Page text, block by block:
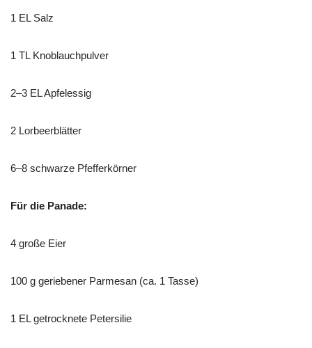
1 EL Salz
1 TL Knoblauchpulver
2–3 EL Apfelessig
2 Lorbeerblätter
6–8 schwarze Pfefferkörner
Für die Panade:
4 große Eier
100 g geriebener Parmesan (ca. 1 Tasse)
1 EL getrocknete Petersilie